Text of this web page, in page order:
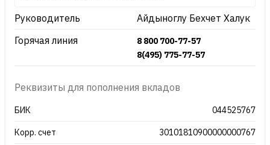
Руководитель
Айдыноглу Бехчет Халук
Горячая линия
8 800 700-77-57
8(495) 775-77-57
Реквизиты для пополнения вкладов
БИК 044525767
Корр. счет 30101810900000000767